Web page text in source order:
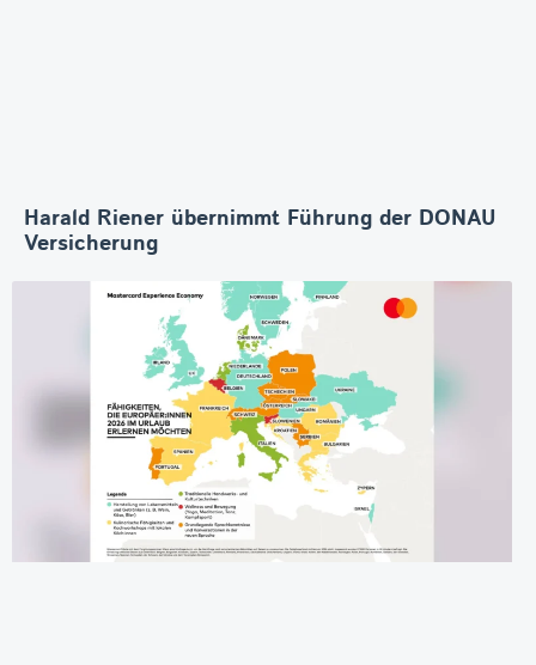
Harald Riener übernimmt Führung der DONAU
Versicherung